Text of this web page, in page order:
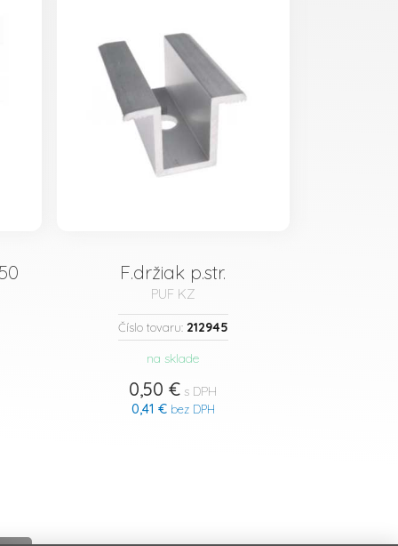
F.držiak p.str.
PUF KZ
Číslo tovaru: 212945
na sklade
0,50 € s DPH
0,41 €bez DPH